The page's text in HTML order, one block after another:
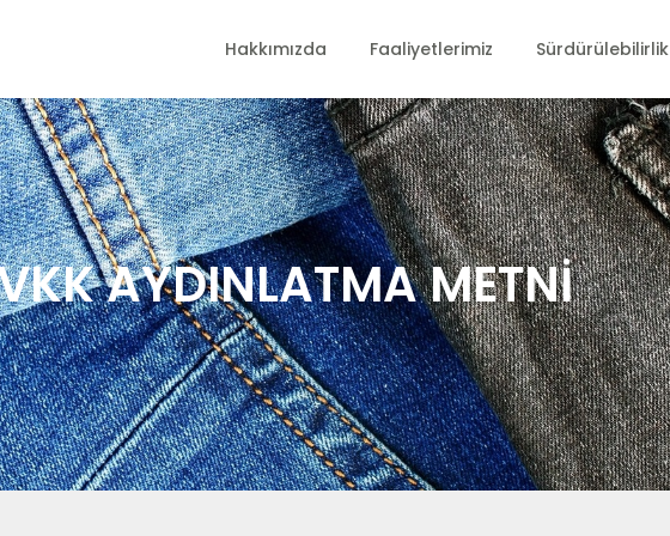
Hakkımızda Faaliyetlerimiz Sürdürülebilirlik
AYDINLATMA METNİ